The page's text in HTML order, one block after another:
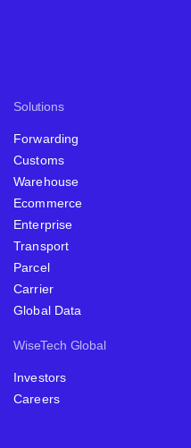
Solutions
Forwarding
Customs
Warehouse
Ecommerce
Enterprise
Transport
Parcel
Carrier
Global Data
WiseTech Global
Investors
Careers